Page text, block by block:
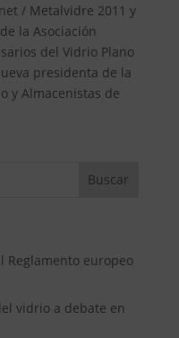
/ Metalvidre 2011 y
la Asociación
del Vidrio Plano
presidenta de la
y Almacenistas de
Reglamento europeo
vidrio a debate en